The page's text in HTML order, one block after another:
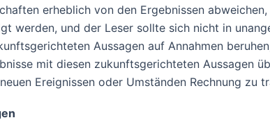
erheblich von den Ergebnissen
werden, und der Leser sollte sich nicht in
Aussagen auf Annahmen
mit diesen zukunftsgerichteten Aussagen
Ereignissen oder Umständen Rechnung